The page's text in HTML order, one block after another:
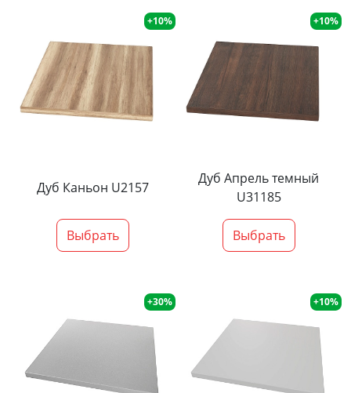
+10%
Дуб Каньон U2157
Выбрать
+10%
Дуб Апрель темный
U31185
Выбрать
+30% +10%